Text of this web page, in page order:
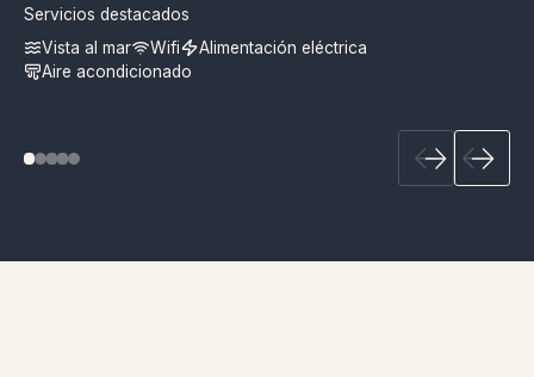
Servicios destacados
Vista al mar
Wifi
Alimentación eléctrica
Aire acondicionado